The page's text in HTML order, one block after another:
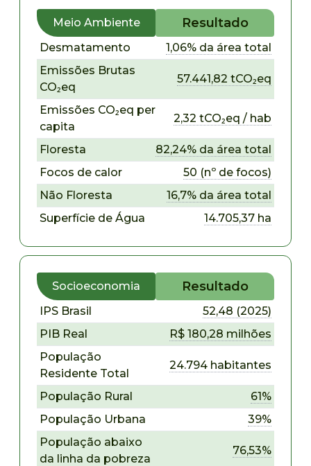
Meio Ambiente Resultado
Desmatamento
1,06% da área total
Emissões Brutas
CO₂eq
57.441,82 tCO₂eq
Emissões CO₂eq per
capita
2,32 tCO₂eq / hab
Floresta
82,24% da área total
Focos de calor
50 (nº de focos)
Não Floresta
16,7% da área total
Superfície de Água
14.705,37 ha
Socioeconomia Resultado
IPS Brasil
52,48 (2025)
PIB Real
R$ 180,28 milhões
População
Residente Total
24.794 habitantes
População Rural
61%
População Urbana
39%
População abaixo
da linha da pobreza
76,53%